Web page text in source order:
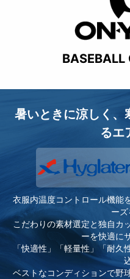
BASEBALL
暑いときに涼しく、
るエ
衣服内温度コントロール機能
ーズ
こだわりの素材選定と独自カ
ーを快適に
「快適性」「軽量性」「耐
ベストなコンディションで野